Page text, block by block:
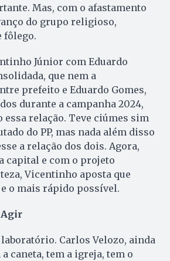
Mas, com o afastamento
do grupo religioso,
fôlego.
Júnior com Eduardo
que nem a
prefeito e Eduardo Gomes,
durante a campanha 2024,
relação. Teve ciúmes sim
do PP, mas nada além disso
a relação dos dois. Agora,
capital e com o projeto
Vicentinho aposta que
o mais rápido possível.
Agir
Carlos Velozo, ainda
caneta, tem a igreja, tem o